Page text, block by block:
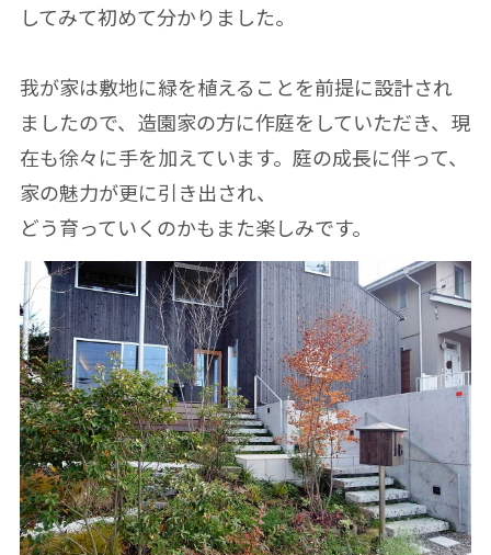
してみて初めて分かりました。
我が家は敷地に緑を植えることを前提に設計され
ましたので、造園家の方に作庭をしていただき、現
在も徐々に手を加えています。庭の成長に伴って、
家の魅力が更に引き出され、
どう育っていくのかもまた楽しみです。